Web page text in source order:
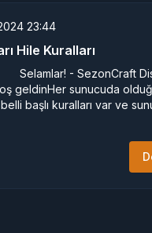
23:44
Hile Kuralları
- SezonCraft
geldinHer sunucuda
başlı kuralları var ve